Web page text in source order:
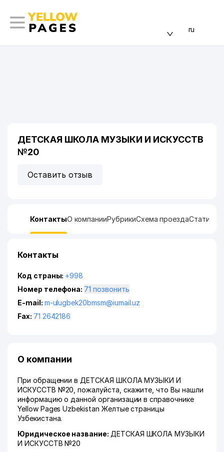
ru
ДЕТСКАЯ ШКОЛА МУЗЫКИ И ИСКУССТВ
№20
Оставить отзыв
КонтактыО компанииРубрикиСхема проезда
Контакты
Код страны: +998
Номер телефона:
71 позвонить
E-mail: m-ulugbek20bmsm@iumail.uz
Fax: 71 2642186
О компании
При обращении в ДЕТСКАЯ ШКОЛА МУЗЫКИ И
ИСКУССТВ №20, пожалуйста, скажите, что Вы нашли
информацию о данной организации в справочнике
Yellow Pages Uzbekistan Желтые страницы
Узбекистана.
Юридическое название: ДЕТСКАЯ ШКОЛА МУЗЫКИ
И ИСКУССТВ №20